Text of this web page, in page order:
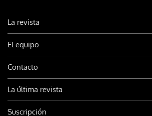
La revista
El equipo
Contacto
La última revista
Suscripción